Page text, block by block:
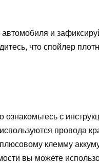
и
что спойлер
с
провода
клемму
вы можете